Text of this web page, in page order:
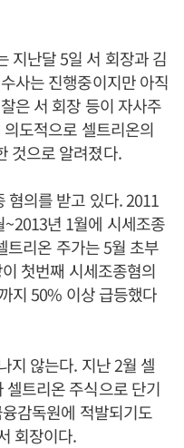
지난달 5일 서 회장과 김
사는 진행중이지만 아직
은 서 회장 등이 자사주
도적으로 셀트리온의
것으로 알려졌다.
혐의를 받고 있다. 2011
년 1월에 시세조종
트리온 주가는 5월 초부
첫번째 시세조종혐의
지 50% 이상 급등했다
지 않는다. 지난 2월 셀
셀트리온 주식으로 단기
감독원에 적발되기도
회장이다.